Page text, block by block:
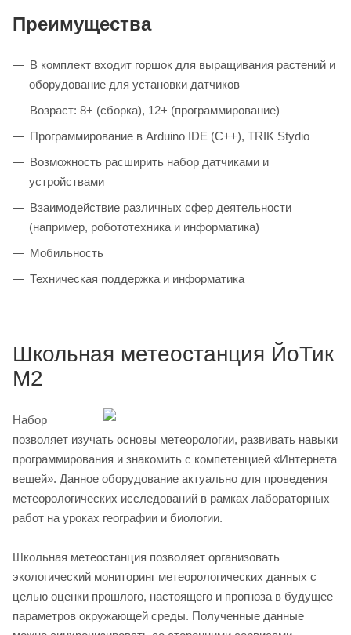
Преимущества
В комплект входит горшок для выращивания растений и
оборудование для установки датчиков
Возраст: 8+ (сборка), 12+ (программирование)
Программирование в Arduino IDE (C++), TRIK Stydio
Возможность расширить набор датчиками и
устройствами
Взаимодействие различных сфер деятельности
(например, робототехника и информатика)
Мобильность
Техническая поддержка и информатика
Школьная метеостанция ЙоТик
М2
Набор
позволяет изучать основы метеорологии, развивать навыки
программирования и знакомить с компетенцией «Интернета
вещей». Данное оборудование актуально для проведения
метеорологических исследований в рамках лабораторных
работ на уроках географии и биологии.
Школьная метеостанция позволяет организовать
экологический мониторинг метеорологических данных с
целью оценки прошлого, настоящего и прогноза в будущее
параметров окружающей среды. Полученные данные